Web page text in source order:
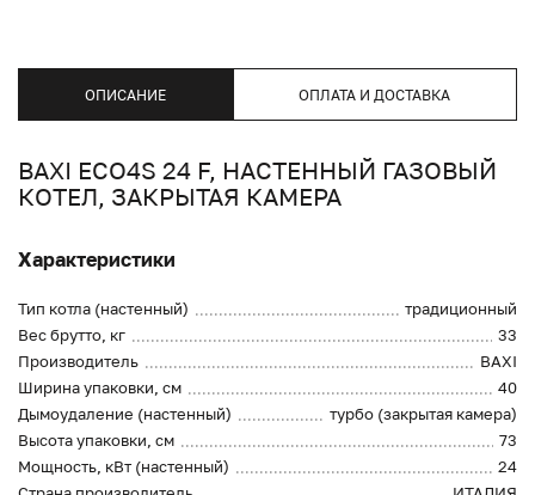
ОПИСАНИЕ ОПЛАТА И ДОСТАВКА
BAXI ECO4S 24 F, НАСТЕННЫЙ ГАЗОВЫЙ
КОТЕЛ, ЗАКРЫТАЯ КАМЕРА
Характеристики
Тип котла (настенный)
традиционный
Вес брутто, кг
33
Производитель
BAXI
Ширина упаковки, см
40
Дымоудаление (настенный)
турбо (закрытая камера)
Высота упаковки, см
73
Мощность, кВт (настенный)
24